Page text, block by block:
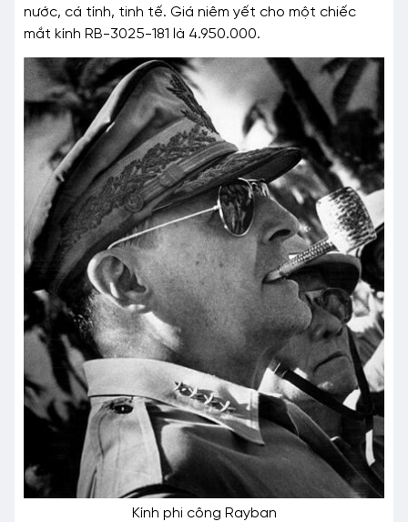
nước, cá tính, tinh tế. Giá niêm yết cho một chiếc
mắt kính RB-3025-181 là 4.950.000.
Kính phi công Rayban